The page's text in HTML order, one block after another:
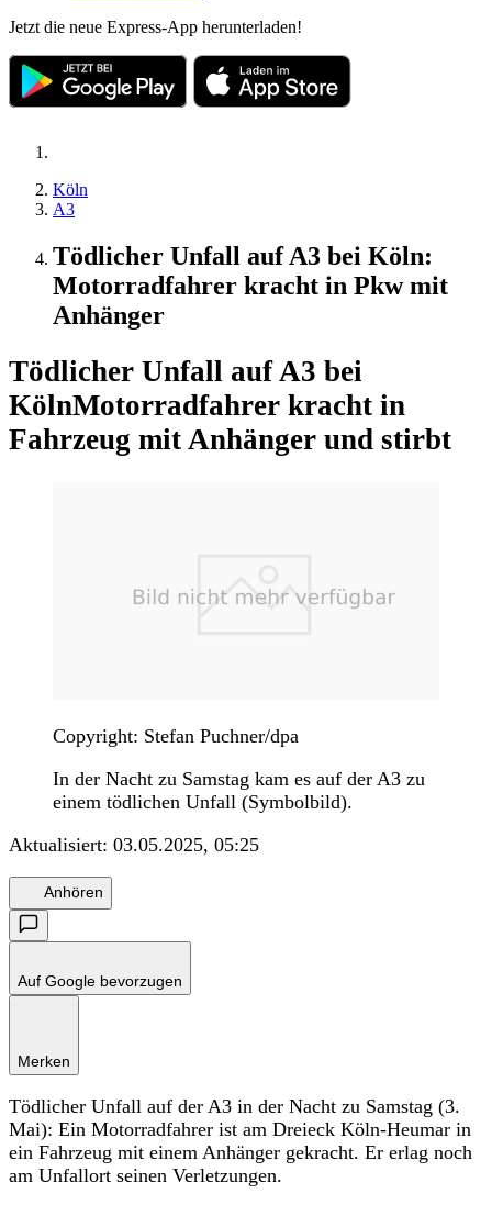
Jetzt die neue Express-App herunterladen!
Köln
A3
Tödlicher Unfall auf A3 bei Köln:
Motorradfahrer kracht in Pkw mit
Anhänger
Tödlicher Unfall auf A3 bei
KölnMotorradfahrer kracht in
Fahrzeug mit Anhänger und stirbt
Copyright: Stefan Puchner/dpa
In der Nacht zu Samstag kam es auf der A3 zu
einem tödlichen Unfall (Symbolbild).
Aktualisiert: 03.05.2025, 05:25
Anhören
Auf Google bevorzugen
Merken
Tödlicher Unfall auf der A3 in der Nacht zu Samstag (3.
Mai): Ein Motorradfahrer ist am Dreieck Köln-Heumar in
ein Fahrzeug mit einem Anhänger gekracht. Er erlag noch
am Unfallort seinen Verletzungen.